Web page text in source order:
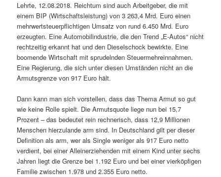
Lehrte, 12.08.2018. Reichtum sind auch Arbeitgeber, die mit
einem BIP (Wirtschaftsleistung) von 3 263,4 Mrd. Euro einen
mehrwertsteuerpflichtigen Umsatz von rund 6.450 Mrd. Euro
erzeugten. Eine Automobilindustrie, die den Trend „E-Autos“ nicht
rechtzeitig erkannt hat und den Dieselschock bewirkte. Eine
boomende Wirtschaft mit sprudelnden Steuermehreinnahmen.
Eine Regierung, die sich unter diesen Umständen nicht an die
Armutsgrenze von 917 Euro hält.
Dann kann man sich vorstellen, dass das Thema Armut so gut
wie keine Rolle spielt. Die Armutsquote liege nun bei 15,7
Prozent – das bedeutet rein rechnerisch, dass 12,9 Millionen
Menschen hierzulande arm sind. In Deutschland gilt per dieser
Definition als arm, wer als Single weniger als 917 Euro netto
verdient, bei einer Alleinerziehenden mit einem Kind unter sechs
Jahren liegt die Grenze bei 1.192 Euro und bei einer vierköpfigen
Familie zwischen 1.978 und 2.355 Euro netto.